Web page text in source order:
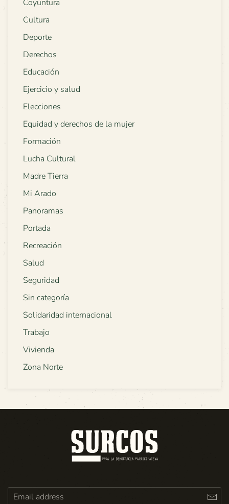
Coyuntura
Cultura
Deporte
Derechos
Educación
Ejercicio y salud
Elecciones
Equidad y derechos de la mujer
Formación
Lucha Cultural
Madre Tierra
Mi Arado
Panoramas
Portada
Recreación
Salud
Seguridad
Sin categoría
Solidaridad internacional
Trabajo
Vivienda
Zona Norte